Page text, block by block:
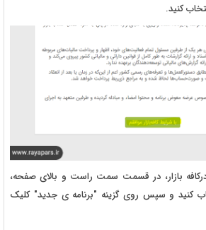
کنید.
درکافه بازار، در قسمت سمت راست و بالای صفحه،
کنید و سپس روی گزینه "برنامه ی جدید" کلیک